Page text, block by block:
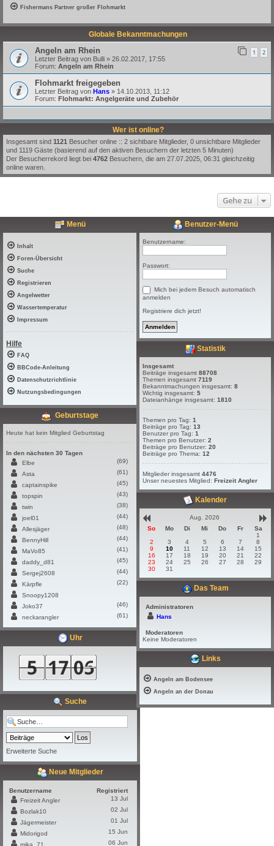
Fishermans Partner großer Flohmarkt
Globale Bekanntmachungen
Angeln am Rhein 1 2
Letzter Beitrag von Bulli » 26.02.2017, 17:55
Forum: Angeln am Rhein
Flohmarkt freigegeben
Letzter Beitrag von Hans » 14.10.2013, 11:12
Forum: Flohmarkt: Angelgeräte und Zubehör
Wer ist online?
Insgesamt sind 1121 Besucher online :: 2 sichtbare Mitglieder, 0 unsichtbare Mitglieder
und 1119 Gäste (basierend auf den aktiven Besuchern der letzten 5 Minuten)
Der Besucherrekord liegt bei 4762 Besuchern, die am 27.07.2025, 06:31 gleichzeitig
online waren.
Gehe zu
Menü
Inhalt
Foren-Übersicht
Suche
Registrieren
Angelwetter
Wassertemperatur
Impressum
Hilfe
FAQ
BBCode-Anleitung
Datenschutzrichtlinie
Nutzungsbedingungen
Geburtstage
Heute hat kein Mitglied Geburtstag
In den nächsten 30 Tagen
Elbe
(69)
Asta
(61)
captainspike
(45)
topspin
(43)
twin
(38)
joel01
(44)
Allesjäger
(48)
BennyHill
(44)
MaVo85
(41)
daddy_d81
(45)
Sergej2608
(44)
Kärpfle
(22)
Snoopy1208
Joko37
(46)
neckarangler
(61)
Uhr
Suche
Erweiterte Suche
Neue Mitglieder
Benutzername
Registriert
Freizeit Angler
13 Jul
Bozlak10
02 Jul
Jägermeister
01 Jul
Midorigod
15 Jun
mika_71
06 Jun
Benutzer-Menü
Benutzername:
Passwort:
Mich bei jedem Besuch automatisch
anmelden
Registriere dich jetzt!
Statistik
Insgesamt
Beiträge insgesamt88708
Themen insgesamt7119
Bekanntmachungen insgesamt:8
Wichtig insgesamt:5
Dateianhänge insgesamt:1810
Themen pro Tag:1
Beiträge pro Tag:13
Benutzer pro Tag:1
Themen pro Benutzer:2
Beiträge pro Benutzer:20
Beiträge pro Thema:12
Mitglieder insgesamt4476
Unser neuestes Mitglied:Freizeit Angler
Kalender
Aug. 2026
So
Mo Di Mi Do Fr
Sa
1
2
3 4 5 6 7
8
9
10 11 12 13 14
15
16
17 18 19 20 21
22
23
24 25 26 27 28
29
30
31
Das Team
Administratoren
Hans
Moderatoren
Keine Moderatoren
Links
Angeln am Bodensee
Angeln an der Donau